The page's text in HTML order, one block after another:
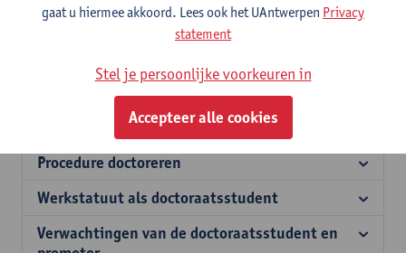
een actieve rol opnemen in een onderzoeksgroep en mogelijke
inschakeling in het onderwijs.
je de aanvullingen die specifiek gelden voor de Faculteit Letteren
en Wijsbegeerte.
Procedure doctoreren
Werkstatuut als doctoraatsstudent
Verwachtingen van de doctoraatsstudent en
gaat u hiermee akkoord. Lees ook het UAntwerpen Privacy
statement
Stel je persoonlijke voorkeuren in
Accepteer alle cookies